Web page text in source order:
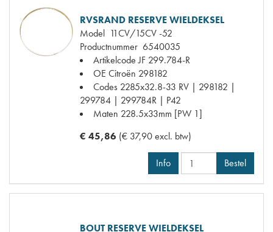
RVSRAND RESERVE WIELDEKSEL
Model 11CV/15CV -52
Productnummer 6540035
Artikelcode JF 299.784-R
OE Citroën 298182
Codes 2285x32.8-33 RV | 298182 |
299784 | 299784R | P42
Maten 228.5x33mm [PW 1]
€ 45,86 (€ 37,90 excl. btw)
Info Bestel
BOUT RESERVE WIELDEKSEL